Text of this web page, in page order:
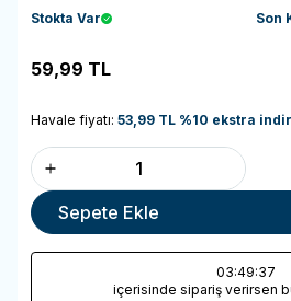
Stokta Var Son
59,99 TL
Havale fiyatı: 53,99 TL %10 ekstra
Sepete Ekle
03:49:37
içerisinde sipariş verirsen